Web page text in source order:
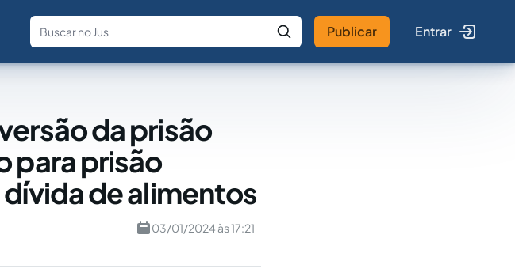
Fale com a IA Buscar no Jus
Publicar Entrar
da prisão
para prisão
de alimentos
03/01/2024 às 17:21